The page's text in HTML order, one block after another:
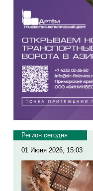
Регион сегодня
01 Июня 2026, 15:03